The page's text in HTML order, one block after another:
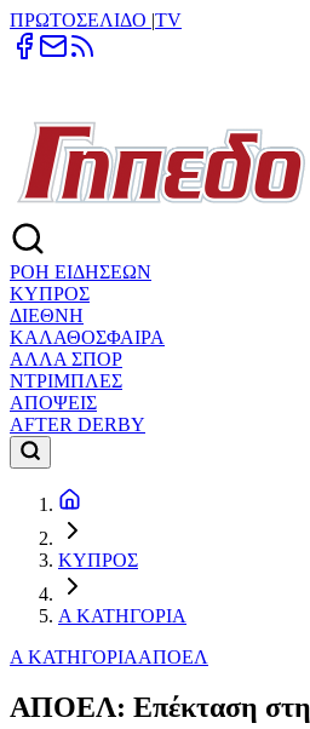
ΠΡΩΤΟΣΕΛΙΔΟ |TV
ΡΟΗ ΕΙΔΗΣΕΩΝ
ΚΥΠΡΟΣ
ΔΙΕΘΝΗ
ΚΑΛΑΘΟΣΦΑΙΡΑ
ΑΛΛΑ ΣΠΟΡ
ΝΤΡΙΜΠΛΕΣ
ΑΠΟΨΕΙΣ
AFTER DERBY
ΚΥΠΡΟΣ
Α ΚΑΤΗΓΟΡΙΑ
Α ΚΑΤΗΓΟΡΙΑΑΠΟΕΛ
ΑΠΟΕΛ: Επέκταση στην